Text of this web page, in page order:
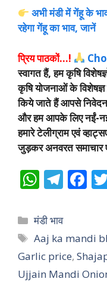
अभी मंडी में गेंहू के
रहेगा गेंहू का भाव, जानें
प्रिय पाठकों…!
स्वागत हैं, हम कृषि
कृषि योजनाओं के
किये जाते हैं आपसे निवेदन
और हम आपके लिए नईं-
हमारे टेलीग्राम एवं
जुड़कर अनवरत समाचार
W
at
s
A
p
T
e
gr
a
m
F
b
o
o
Categories
मंडी भाव
Tags
Aaj ka mandi
Garlic price,
Ujjain Mandi